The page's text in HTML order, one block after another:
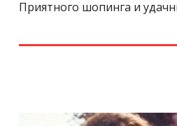
Приятного шопинга и